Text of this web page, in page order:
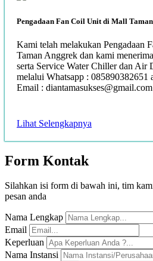
Pengadaan Fan Coil Unit di Mall
Kami telah melakukan Pengadaan
Taman Anggrek dan kami
serta Service Water Chiller dan Air
melalui Whatsapp : 085890382651
Email :
Lihat Selengkapnya
Form Kontak
Silahkan isi form di bawah ini, tim
pesan anda
Nama Lengkap
Email
Keperluan
Nama Instansi